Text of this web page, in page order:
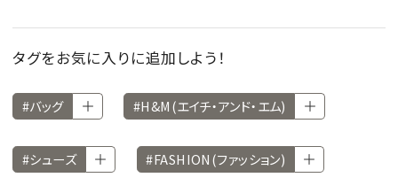
タグをお気に入りに追加しよう！
#バッグ #H&M(エイチ・アンド・エム)
#シューズ #FASHION(ファッション)